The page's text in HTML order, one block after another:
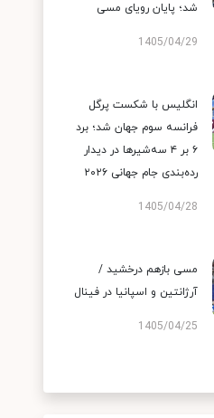
شد؛ پایان رویای مسی
1405/04/29
انگلیس با شکست پرگل
فرانسه سوم جهان شد؛ برد
۶ بر ۴ سه‌شیرها در دیدار
رده‌بندی جام جهانی ۲۰۲۶
1405/04/28
مسی بازهم درخشید /
آرژانتین و اسپانیا در فینال
1405/04/25